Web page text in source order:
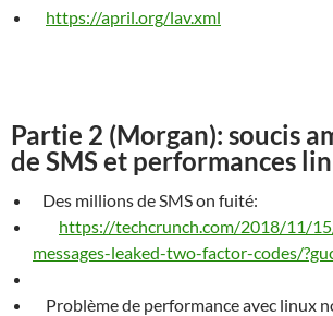
https://april.org/lav.xml
Partie 2 (Morgan): soucis
de SMS et performances
Des millions deSMSon fuité:
https://techcrunch.com/2018/11/
messages-leaked-two-factor-codes/
Problème de performance avec linux